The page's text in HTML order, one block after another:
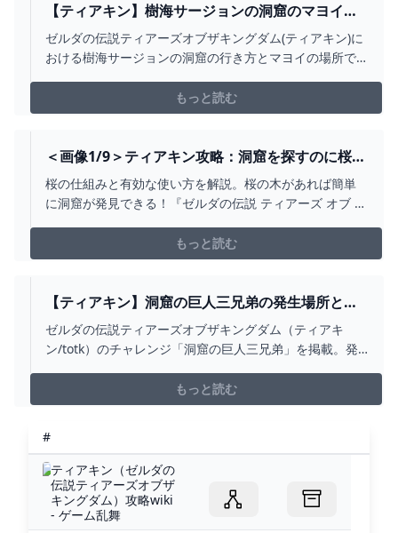
って。 洞窟へ行くといいと言われたのはさっきの（岸辺
の洞…
【ティアキン】樹海サージョンの洞窟のマヨイの
場所と行き方【ゼルダの伝説ティアーズオブザキ
ングダム】 - ゲームウィズ
ゼルダの伝説ティアーズオブザキングダム(ティアキン)に
おける樹海サージョンの洞窟の行き方とマヨイの場所で
マップ位置をはじめ、行く方法や宝箱(防具)の情報などを
掲載しています。
もっと読む
＜画像1/9＞ティアキン攻略：洞窟を探すのに桜の
木が超便利！ 効率よく洞窟を発見する方法【ゼル
ダ ティアーズ オブ ザ キングダム日記＃14】 - 電
桜の仕組みと有効な使い方を解説。桜の木があれば簡単
に洞窟が発見できる！『ゼルダの伝説 ティアーズ オブ ザ
ーム、アニメ、ガジェット等の最新情報を発信する総合
エンタメサイトです。
もっと読む
【ティアキン】洞窟の巨人三兄弟の発生場所とや
り方【ゼルダの伝説ティアーズオブザキングダ
ム】 - 神ゲー攻略
ゼルダの伝説ティアーズオブザキングダム（ティアキ
ン/totk）のチャレンジ「洞窟の巨人三兄弟」を掲載。発
もっと読む
#
ティアキン（ゼルダの
伝説ティアーズオブザ
キングダム）攻略wiki
- ゲーム乱舞